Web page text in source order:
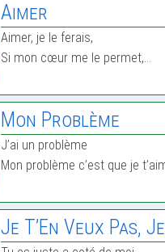
Aimer
Aimer, je le ferais,
Si mon cœur me le permet,…
Mon Problème
J’ai un problème
Mon problème c’est que je
Je T’En Veux Pas,